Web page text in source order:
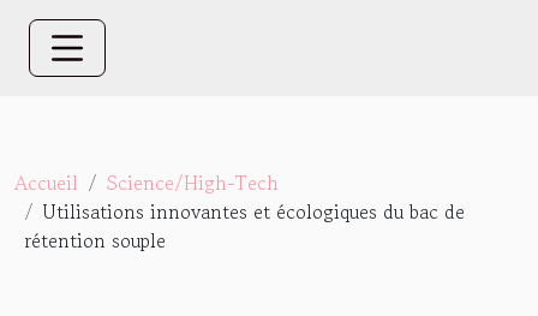
Accueil
Science/High-Tech
Utilisations innovantes et écologiques du bac de
rétention souple